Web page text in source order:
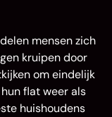
mensen zich
kruipen door
om eindelijk
flat weer als
huishoudens